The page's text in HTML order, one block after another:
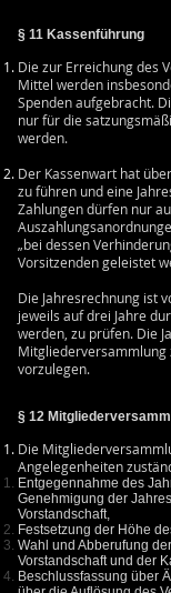
§ 11 Kassenführung
Die zur Erreichung des
Mittel werden
Spenden aufgebracht.
nur für die
werden.
Der Kassenwart hat
zu führen und eine
Zahlungen dürfen nur
„bei dessen
Vorsitzenden geleistet
Die Jahresrechnung ist
jeweils auf drei Jahre
werden, zu prüfen. Die
Mitgliederversammlung
vorzulegen.
§ 12
Die
Angelegenheiten
Entgegennahme des
Genehmigung der
Vorstandschaft,
Festsetzung der Höhe
Wahl und Abberufung
Vorstandschaft und der
Beschlussfassung über